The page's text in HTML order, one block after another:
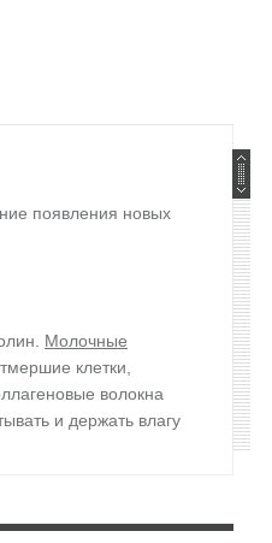
появления новых
Молочные
клетки,
волокна
и держать влагу